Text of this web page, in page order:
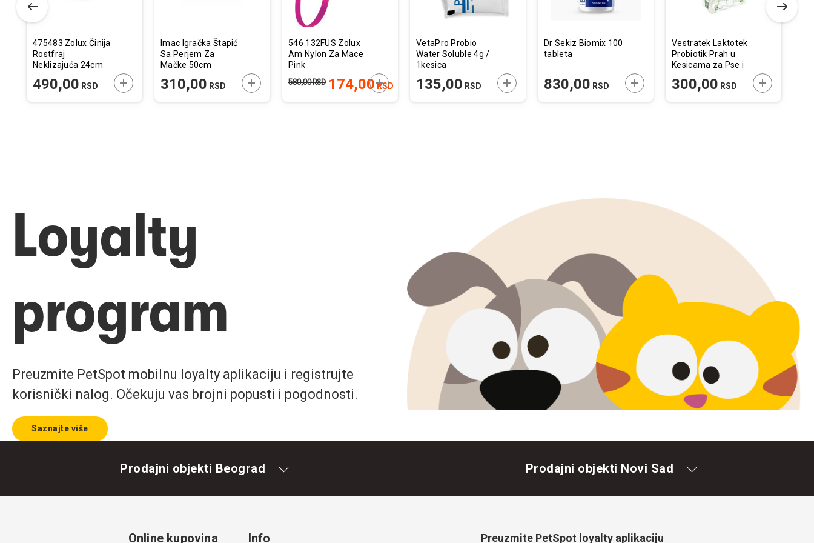
U KORPU
475483 Zolux Činija
Rostfraj
Neklizajuća 24cm
490,00 RSD DODAJTE U KORPU
Imac Igračka Štapić
Sa Perjem Za
Mačke 50cm
310,00 RSD DODAJTE U KORPU
546 132FUS Zolux
Am Nylon Za Mace
Pink
174,00RSD
580,00RSD DODAJTE U KORPU
VetaPro Probio
Water Soluble 4g /
1kesica
135,00 RSD DODAJTE U KORPU
Dr Sekiz Biomix 100
tableta
830,00 RSD DODAJTE U KORPU
Vestratek Laktotek
Probiotik Prah u
Kesicama za Pse i
300,00 RSD DODAJTE U
Loyalty
program
Preuzmite PetSpot mobilnu loyalty aplikaciju i registrujte
korisnički nalog. Očekuju vas brojni popusti i pogodnosti.
Saznajte više
Prodajni objekti Beograd Prodajni objekti Novi Sad
Online kupovina Info Preuzmite PetSpot loyalty aplikaciju